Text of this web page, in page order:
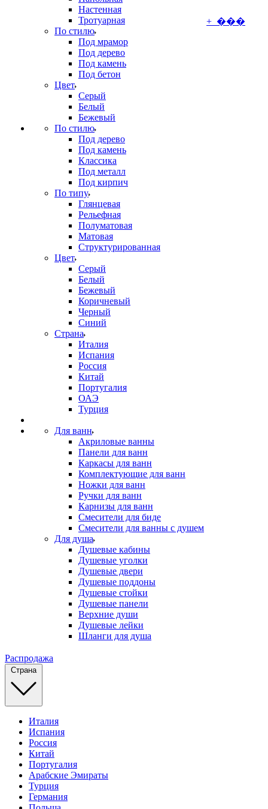
Настенная
Тротуарная
По стилю
Под мрамор
Под дерево
Под камень
Под бетон
Цвет
Серый
Белый
Бежевый
По стилю
Под дерево
Под камень
Классика
Под металл
Под кирпич
По типу
Глянцевая
Рельефная
Полуматовая
Матовая
Структурированная
Цвет
Серый
Белый
Бежевый
Коричневый
Черный
Синий
Страна
Италия
Испания
Россия
Китай
Португалия
ОАЭ
Турция
Для ванн
Акриловые ванны
Панели для ванн
Каркасы для ванн
Комплектующие для ванн
Ножки для ванн
Ручки для ванн
Карнизы для ванн
Смесители для биде
Смесители для ванны с душем
Для душа
Душевые кабины
Душевые уголки
Душевые двери
Душевые поддоны
Душевые стойки
Душевые панели
Верхние души
Душевые лейки
Шланги для душа
+ ���
Распродажа
Страна
Италия
Испания
Россия
Китай
Португалия
Арабские Эмираты
Турция
Германия